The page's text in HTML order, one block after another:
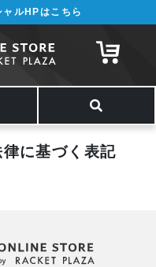
ルHPはこちら
に基づく表記